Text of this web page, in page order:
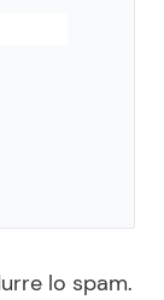
lo spam.